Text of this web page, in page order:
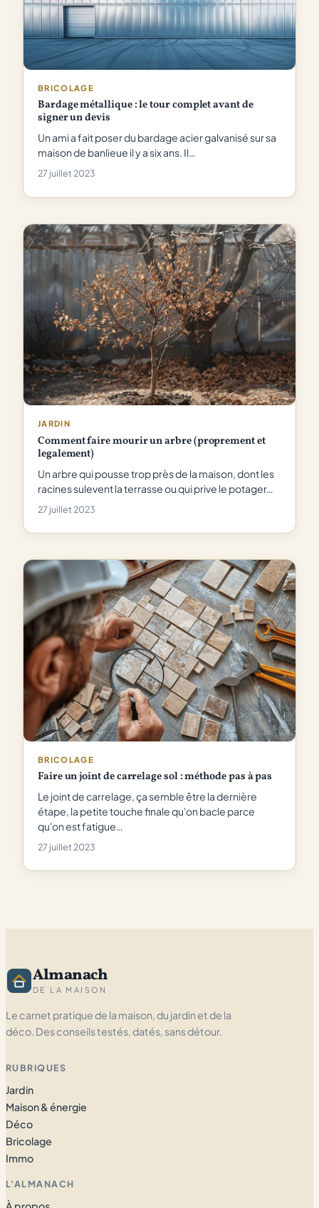
BRICOLAGE
Bardage métallique : le tour complet avant de
signer un devis
Un ami a fait poser du bardage acier galvanisé sur sa
maison de banlieue il y a six ans. Il…
27 juillet 2023
JARDIN
Comment faire mourir un arbre (proprement et
legalement)
Un arbre qui pousse trop près de la maison, dont les
racines sulevent la terrasse ou qui prive le potager…
27 juillet 2023
BRICOLAGE
Faire un joint de carrelage sol : méthode pas à pas
Le joint de carrelage, ça semble être la dernière
étape, la petite touche finale qu'on bacle parce
qu'on est fatigue…
27 juillet 2023
Almanach
DE LA MAISON
Le carnet pratique de la maison, du jardin et de la
déco. Des conseils testés, datés, sans détour.
RUBRIQUES
Jardin
Maison & énergie
Déco
Bricolage
Immo
L'ALMANACH